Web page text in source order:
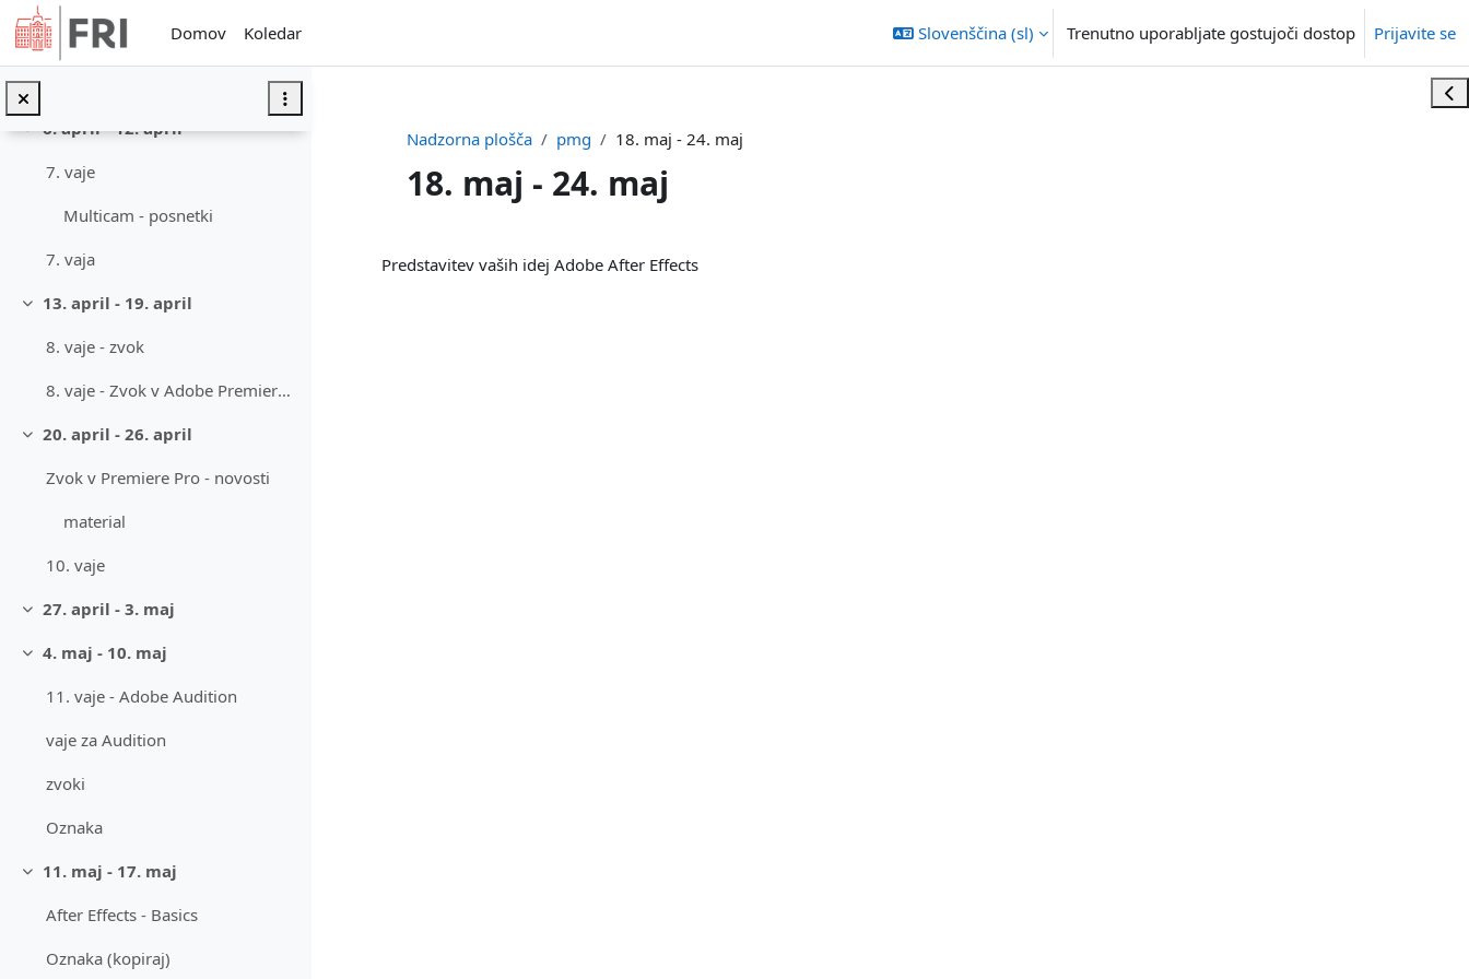
Preskoči na glavno vsebino
Domov
Koledar Slovenščina ‎(sl)‎ Trenutno uporabljate gostujoči dostop Prijavite se
6. vaja
Skrči6. april - 12. april
7. vaje
Multicam - posnetki
7. vaja
Skrči13. april - 19. april
8. vaje - zvok
8. vaje - Zvok v Adobe Premiere Pro
Skrči20. april - 26. april
Zvok v Premiere Pro - novosti
material
10. vaje
Skrči27. april - 3. maj
Skrči4. maj - 10. maj
11. vaje - Adobe Audition
vaje za Audition
zvoki
Oznaka
Skrči11. maj - 17. maj
After Effects - Basics
Oznaka (kopiraj)
Nadzorna plošča pmg 18. maj - 24. maj
18. maj - 24. maj
Osnutek odseka
Predstavitev vaših idej Adobe After Effects